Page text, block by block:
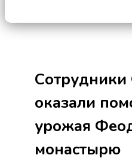
оказали
урожая
монастырю